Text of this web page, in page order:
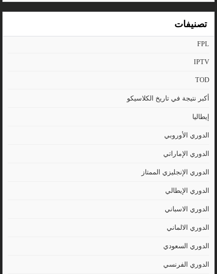
تصنيفات
FPL
IPTV
TOD
أكبر نتيجة في تاريخ الكلاسيكو
إيطاليا
الدوري الأوروبي
الدوري الإماراتي
الدوري الإنجليزي الممتاز
الدوري الإيطالي
الدوري الاسباني
الدوري الالماني
الدوري السعودي
الدوري الفرنسي